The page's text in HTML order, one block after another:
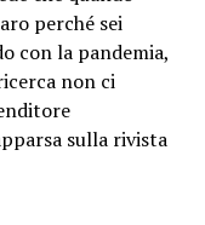
perché sei
con la pandemia,
non ci
sulla rivista